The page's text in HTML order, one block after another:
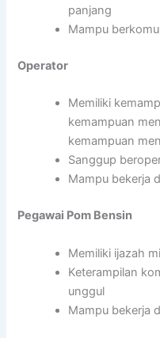
panjang
Mampu
Operator
Memiliki
kemampuan
kemampuan
Sanggup
Mampu bekerja
Pegawai Pom Bensin
Memiliki ijazah
Keterampilan
unggul
Mampu bekerja